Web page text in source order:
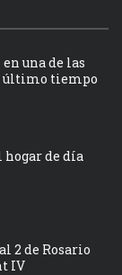
una de las
último tiempo
hogar de día
2 de Rosario
IV